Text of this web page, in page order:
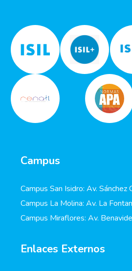
Campus
Campus San Isidro: Av. Sánchez
Campus La Molina: Av. La
Campus Miraflores: Av.
Enlaces Externos